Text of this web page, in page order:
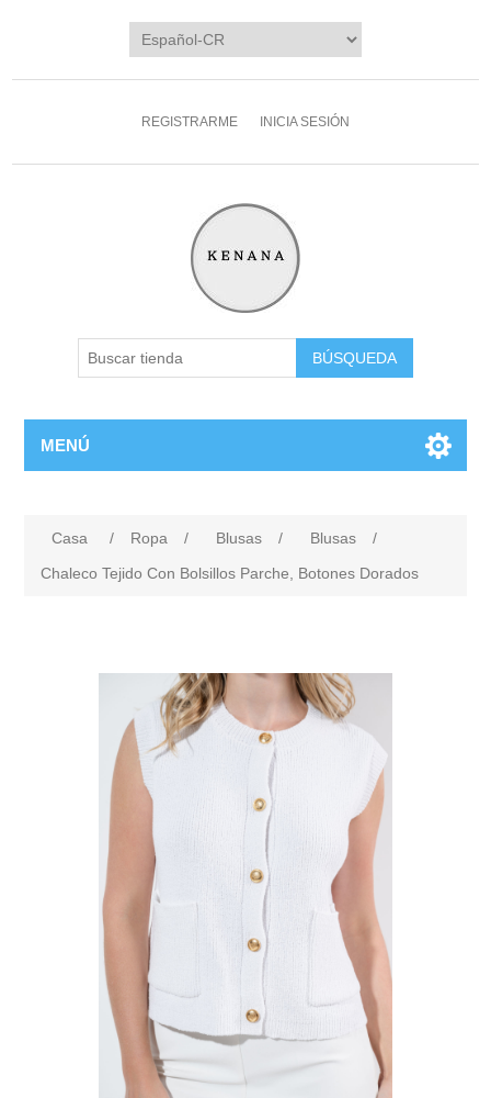
REGISTRARME INICIA SESIÓN
MENÚ
Casa / Ropa / Blusas / Blusas
/
Chaleco Tejido Con Bolsillos Parche, Botones Dorados